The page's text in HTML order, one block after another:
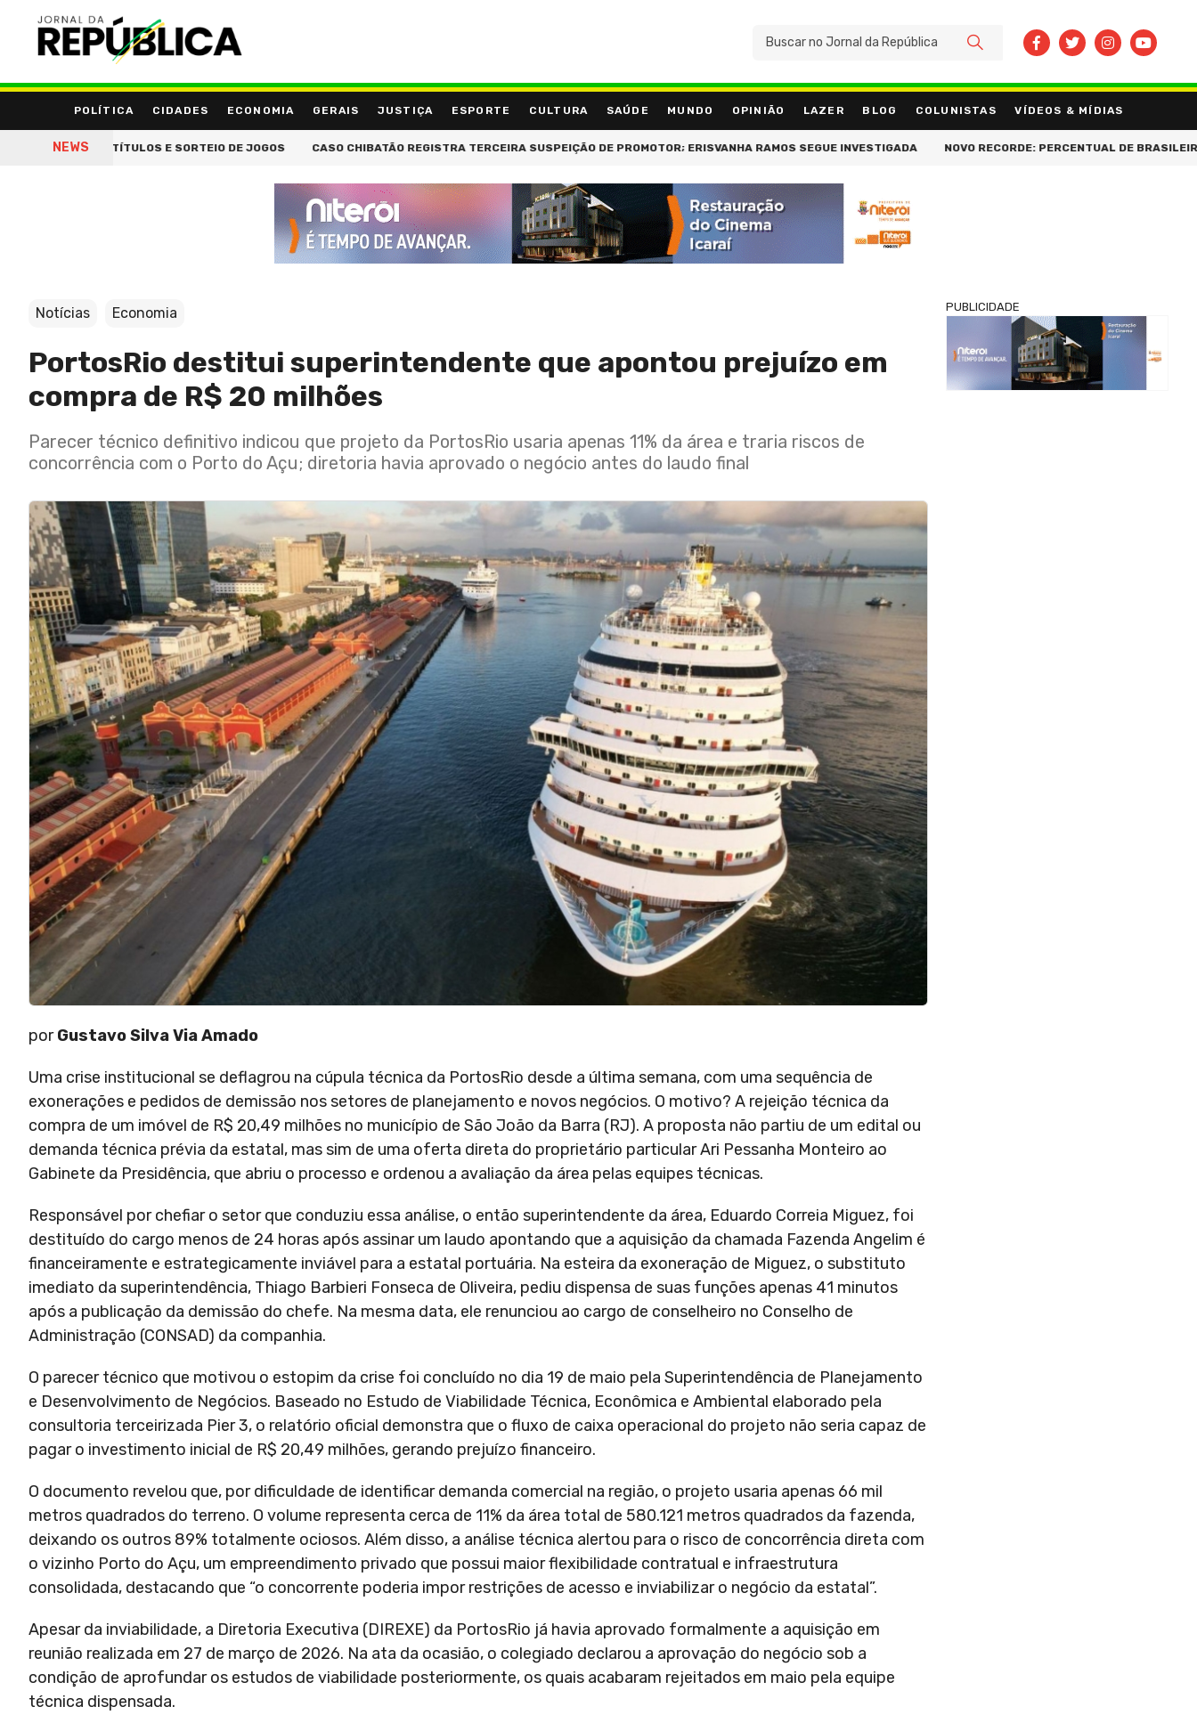
POLÍTICA CIDADES ECONOMIA GERAIS JUSTIÇA ESPORTE CULTURA SAÚDE MUNDO OPINIÃO LAZER BLOG COLUNISTAS VÍDEOS & MÍDIAS
NEWS
COM 18 TÍTULOS E SORTEIO DE JOGOS CASO CHIBATÃO REGISTRA TERCEIRA SUSPEIÇÃO DE PROMOTOR; ERISVANHA RAMOS SEGUE INVESTIGADA NOVO RECORDE: PERCENTUAL DE BRASILEIROS
BUSCAR
Notícias Economia
PortosRio destitui superintendente que apontou prejuízo em
compra de R$ 20 milhões
Parecer técnico definitivo indicou que projeto da PortosRio usaria apenas 11% da área e traria riscos de
concorrência com o Porto do Açu; diretoria havia aprovado o negócio antes do laudo final
porGustavo Silva Via Amado
Uma crise institucional se deflagrou na cúpula técnica da PortosRio desde a última semana, com uma sequência de
exonerações e pedidos de demissão nos setores de planejamento e novos negócios. O motivo? A rejeição técnica da
compra de um imóvel de R$ 20,49 milhões no município de São João da Barra (RJ). A proposta não partiu de um edital ou
demanda técnica prévia da estatal, mas sim de uma oferta direta do proprietário particular Ari Pessanha Monteiro ao
Gabinete da Presidência, que abriu o processo e ordenou a avaliação da área pelas equipes técnicas.
Responsável por chefiar o setor que conduziu essa análise, o então superintendente da área, Eduardo Correia Miguez, foi
destituído do cargo menos de 24 horas após assinar um laudo apontando que a aquisição da chamada Fazenda Angelim é
financeiramente e estrategicamente inviável para a estatal portuária. Na esteira da exoneração de Miguez, o substituto
imediato da superintendência, Thiago Barbieri Fonseca de Oliveira, pediu dispensa de suas funções apenas 41 minutos
após a publicação da demissão do chefe. Na mesma data, ele renunciou ao cargo de conselheiro no Conselho de
Administração (CONSAD) da companhia.
O parecer técnico que motivou o estopim da crise foi concluído no dia 19 de maio pela Superintendência de Planejamento
e Desenvolvimento de Negócios. Baseado no Estudo de Viabilidade Técnica, Econômica e Ambiental elaborado pela
consultoria terceirizada Pier 3, o relatório oficial demonstra que o fluxo de caixa operacional do projeto não seria capaz de
pagar o investimento inicial de R$ 20,49 milhões, gerando prejuízo financeiro.
O documento revelou que, por dificuldade de identificar demanda comercial na região, o projeto usaria apenas 66 mil
metros quadrados do terreno. O volume representa cerca de 11% da área total de 580.121 metros quadrados da fazenda,
deixando os outros 89% totalmente ociosos. Além disso, a análise técnica alertou para o risco de concorrência direta com
o vizinho Porto do Açu, um empreendimento privado que possui maior flexibilidade contratual e infraestrutura
consolidada, destacando que “o concorrente poderia impor restrições de acesso e inviabilizar o negócio da estatal”.
Apesar da inviabilidade, a Diretoria Executiva (DIREXE) da PortosRio já havia aprovado formalmente a aquisição em
reunião realizada em 27 de março de 2026. Na ata da ocasião, o colegiado declarou a aprovação do negócio sob a
condição de aprofundar os estudos de viabilidade posteriormente, os quais acabaram rejeitados em maio pela equipe
técnica dispensada.
PUBLICIDADE